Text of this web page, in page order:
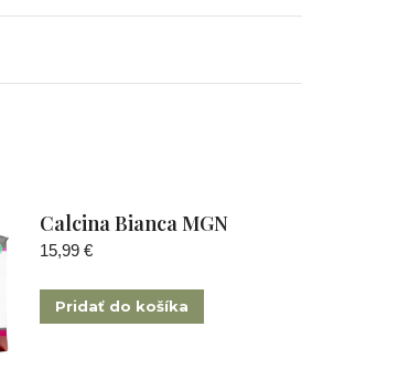
Calcina Bianca MGN
15,99 €
Pridať do košíka